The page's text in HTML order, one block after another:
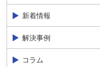
新着情報
解決事例
コラム